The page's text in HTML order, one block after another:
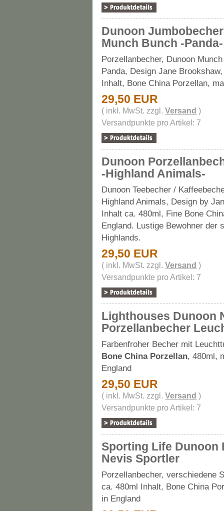
Dunoon
Munch Bunch -Panda-
Porzellanbecher, Dunoon
Panda, Design Jane
Inhalt, Bone China Porzellan,
29,50 EUR
( inkl. MwSt. zzgl.Versand )
Versandpunkte pro Artikel: 7
Dunoon
-Highland Animals-
Dunoon Teebecher /
Highland Animals, Design by
Inhalt ca. 480ml, Fine Bone
England. Lustige Bewohner der
Highlands.
29,50 EUR
( inkl. MwSt. zzgl.Versand )
Versandpunkte pro Artikel: 7
Lighthouses Dunoon
Porzellanbecher
Farbenfroher Becher mit
Bone China Porzellan, 480ml,
England
29,50 EUR
( inkl. MwSt. zzgl.Versand )
Versandpunkte pro Artikel: 7
Sporting Life Dunoon
Nevis Sportler
Porzellanbecher, verschiedene
ca. 480ml Inhalt, Bone China
in England